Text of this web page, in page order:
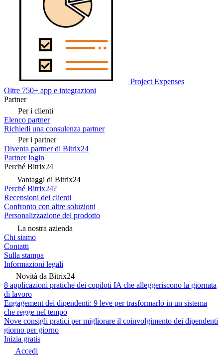
Project Expenses
Oltre 750+ app e integrazioni
Partner
Per i clienti
Elenco partner
Richiedi una consulenza partner
Per i partner
Diventa partner di Bitrix24
Partner login
Perché Bitrix24
Vantaggi di Bitrix24
Perché Bitrix24?
Recensioni dei clienti
Confronto con altre soluzioni
Personalizzazione del prodotto
La nostra azienda
Chi siamo
Contatti
Sulla stampa
Informazioni legali
Novità da Bitrix24
8 applicazioni pratiche dei copiloti IA che alleggeriscono la giornata
di lavoro
Engagement dei dipendenti: 9 leve per trasformarlo in un sistema
che regge nel tempo
Nove consigli pratici per migliorare il coinvolgimento dei dipendenti
giorno per giorno
Inizia gratis
Accedi